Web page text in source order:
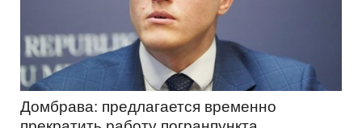
Домбрава: предлагается временно